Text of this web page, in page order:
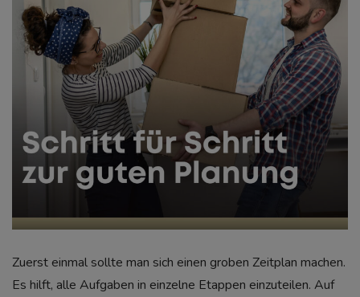
Zuerst einmal sollte man sich einen groben Zeitplan machen.
Es hilft, alle Aufgaben in einzelne Etappen einzuteilen. Auf